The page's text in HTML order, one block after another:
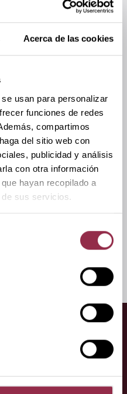
Acerca de las cookies
usan para personalizar
funciones de redes
compartimos
del sitio web con
publicidad y análisis
con otra información
hayan recopilado a
sus servicios.
zu.*